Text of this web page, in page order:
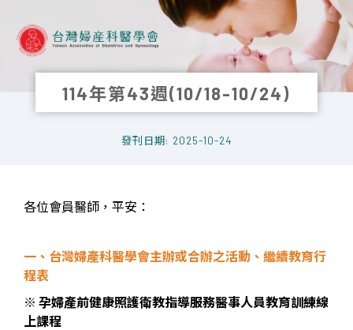
114年第43週(10/18-10/24)
發刊日期: 2025-10-24
各位會員醫師，平安：
一、台灣婦產科醫學會主辦或合辦之活動、繼續教育行
程表
※ 孕婦產前健康照護衛教指導服務醫事人員教育訓練線
上課程